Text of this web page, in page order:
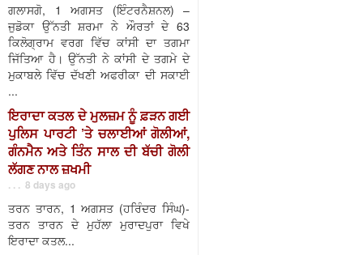
ਗਲਾਸਗੋ, 1 ਅਗਸਤ (ਇੰਟਰਨੈਸ਼ਨਲ) –
ਜੁਡੋਕਾ ਉੱਨਤੀ ਸ਼ਰਮਾ ਨੇ ਔਰਤਾਂ ਦੇ 63
ਕਿਲੋਗ੍ਰਾਮ ਵਰਗ ਵਿੱਚ ਕਾਂਸੀ ਦਾ ਤਗਮਾ
ਜਿੱਤਿਆ ਹੈ। ਉੱਨਤੀ ਨੇ ਕਾਂਸੀ ਦੇ ਤਗਮੇ ਦੇ
ਮੁਕਾਬਲੇ ਵਿੱਚ ਦੱਖਣੀ ਅਫਰੀਕਾ ਦੀ ਸਕਾਈ
...
ਇਰਾਦਾ ਕਤਲ ਦੇ ਮੁਲਜ਼ਮ ਨੂੰ ਫ਼ੜਨ ਗਈ
ਪੁਲਿਸ ਪਾਰਟੀ ’ਤੇ ਚਲਾਈਆਂ ਗੋਲੀਆਂ,
ਗੰਨਮੈਨ ਅਤੇ ਤਿੰਨ ਸਾਲ ਦੀ ਬੱਚੀ ਗੋਲੀ
ਲੱਗਣ ਨਾਲ ਜ਼ਖਮੀ
. . . 8 days ago
ਤਰਨ ਤਾਰਨ, 1 ਅਗਸਤ (ਹਰਿੰਦਰ ਸਿੰਘ)-
ਤਰਨ ਤਾਰਨ ਦੇ ਮੁਹੱਲਾ ਮੁਰਾਦਪੁਰਾ ਵਿਖੇ
ਇਰਾਦਾ ਕਤਲ...